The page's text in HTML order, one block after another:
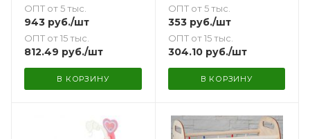
ОПТ от 5 тыс.
943 руб./шт
ОПТ от 15 тыс.
812.49 руб./шт
В КОРЗИНУ
ОПТ от 5 тыс.
353руб./шт
ОПТ от 15 тыс.
304.10руб./шт
В КОРЗИНУ